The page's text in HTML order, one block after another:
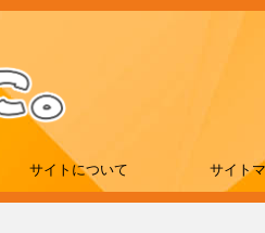
サイトについて サイト